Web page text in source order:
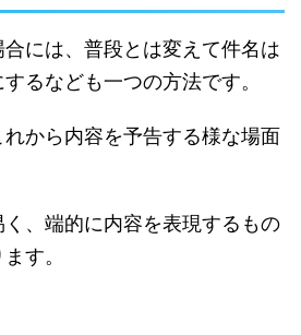
には、普段とは変えて件名は
るなども一つの方法です。
れから内容を予告する様な場面
、端的に内容を表現するもの
す。